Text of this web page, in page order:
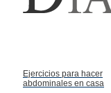
Ejercicios para hacer
abdominales en casa